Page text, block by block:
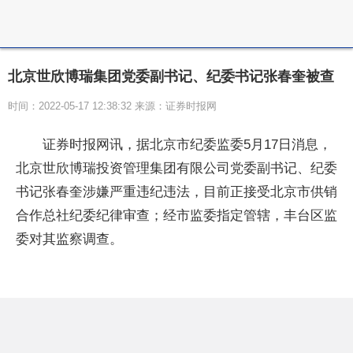
北京世欣博瑞集团党委副书记、纪委书记张春奎被查
时间：2022-05-17 12:38:32 来源：证券时报网
证券时报网讯，据北京市纪委监委5月17日消息，
北京世欣博瑞投资管理集团有限公司党委副书记、纪委
书记张春奎涉嫌严重违纪违法，目前正接受北京市供销
合作总社纪委纪律审查；经市监委指定管辖，丰台区监
委对其监察调查。